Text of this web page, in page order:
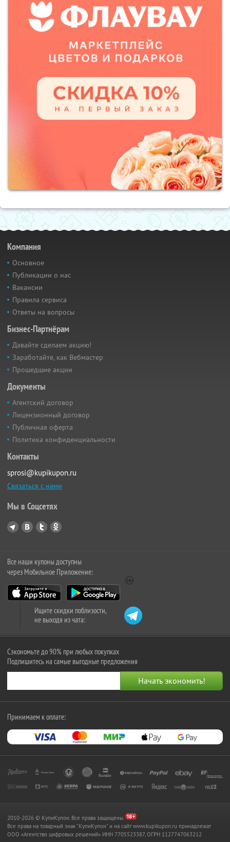
Компания
Основное
Публикации о нас
Вакансии
Правила сервиса
Ответы на вопросы
Бизнес-Партнёрам
Давайте сделаем акцию!
Заработайте, как Вебмастер
Прошедшие акции
Документы
Агентский договор
Лицензионный договор
Публичная оферта
Политика конфиденциальности
Контакты
sprosi@kupikupon.ru
Связаться с нами
Мы в Соцсетях
Все наши купоны доступны
через Мобильное Приложение:
Ищите скидки поблизости,
не выходя из чата:
Сэкономьте до 90% при любых покупках
Подпишитесь на самые выгодные предложения
Принимаем к оплате:
2010-2026 © КупиКупон. Все права защищены.
Все права на товарный знак "КупиКупон" и на сайт www.kupikupon.ru принадлежат
OOO «Агентство цифровых решений» ИНН 7705523387, ОГРН 1127747063212